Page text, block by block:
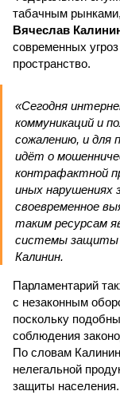
табачным
Вячеслав
современных
пространство.
«Сегодня
коммуникаций и
сожалению, и для
идёт о
контрафактной
иных нарушениях
своевременное
таким ресурсам
системы защиты
Калинин.
Парламентарий
с незаконным
поскольку
соблюдения
По словам
нелегальной
защиты